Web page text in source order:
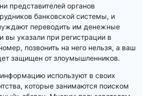
представителей органов
банковской системы, и
переводить им денежные
вы указали при регистрации в
позвонить на него нельзя, а ваш
защищен от злоумышленников.
используют в своих
которые занимаются поиском